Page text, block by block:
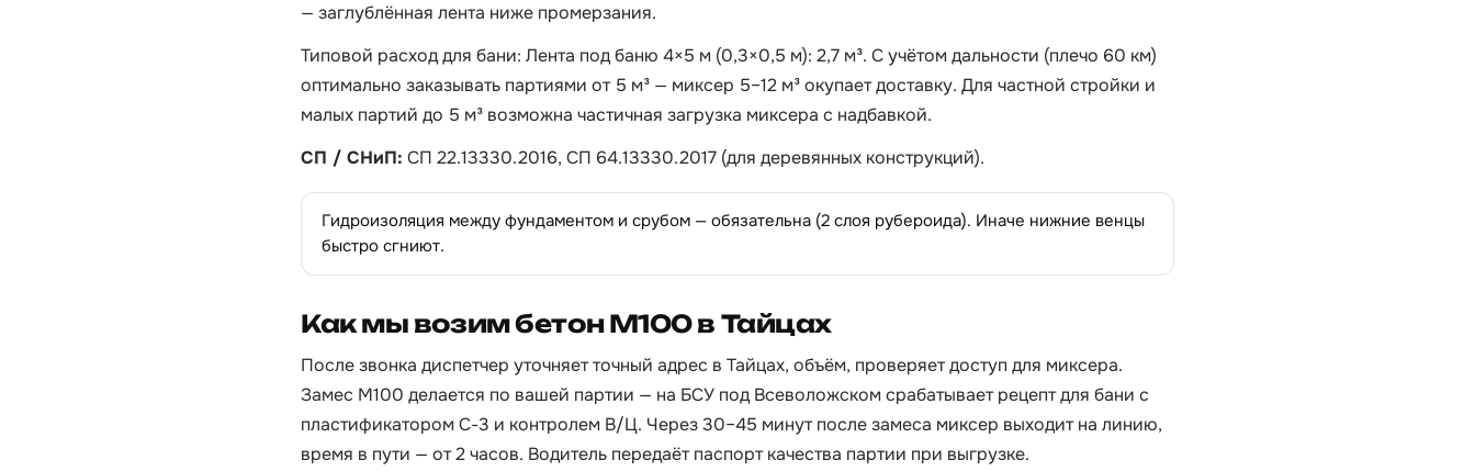
— заглублённая лента ниже промерзания.
Типовой расход для бани: Лента под баню 4×5 м (0,3×0,5 м): 2,7 м³. С учётом дальности (плечо 60 км)
оптимально заказывать партиями от 5 м³ — миксер 5–12 м³ окупает доставку. Для частной стройки и
малых партий до 5 м³ возможна частичная загрузка миксера с надбавкой.
СП / СНиП: СП 22.13330.2016, СП 64.13330.2017 (для деревянных конструкций).
Гидроизоляция между фундаментом и срубом — обязательна (2 слоя рубероида). Иначе нижние венцы
быстро сгниют.
Как мы возим бетон М100 в Тайцах
После звонка диспетчер уточняет точный адрес в Тайцах, объём, проверяет доступ для миксера.
Замес М100 делается по вашей партии — на БСУ под Всеволожском срабатывает рецепт для бани с
пластификатором С-3 и контролем В/Ц. Через 30–45 минут после замеса миксер выходит на линию,
время в пути — от 2 часов. Водитель передаёт паспорт качества партии при выгрузке.